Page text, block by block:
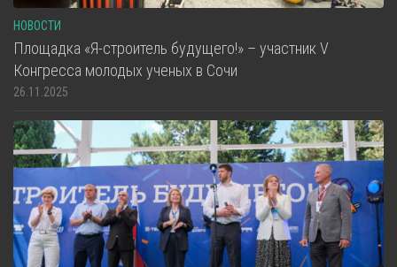
НОВОСТИ
Площадка «Я-строитель будущего!» – участник V
Конгресса молодых ученых в Сочи
26.11.2025